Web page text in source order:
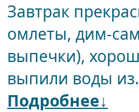
Завтрак
омлеты, дим-
выпечки),
выпили воды
Подробнее↓